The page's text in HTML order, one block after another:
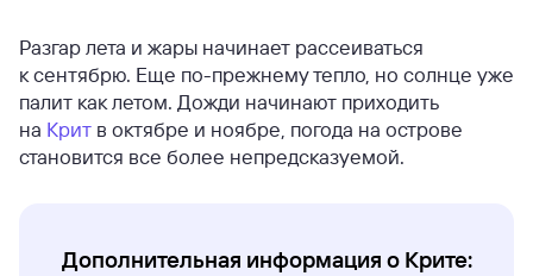
Разгар лета и жары начинает рассеиваться
к сентябрю. Еще по-прежнему тепло, но солнце уже
палит как летом. Дожди начинают приходить
на Крит в октябре и ноябре, погода на острове
становится все более непредсказуемой.
Дополнительная информация о Крите: